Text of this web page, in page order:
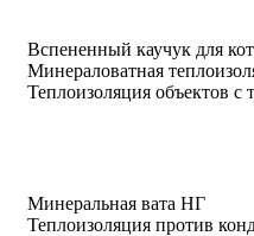
Вспененный каучук для
Минераловатная
Теплоизоляция объектов с
Минеральная вата НГ
Теплоизоляция против